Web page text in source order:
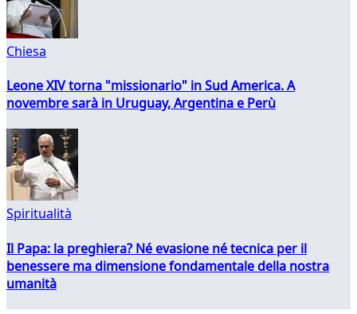
Chiesa
Leone XIV torna "missionario" in Sud America. A
novembre sarà in Uruguay, Argentina e Perù
Spiritualità
Il Papa: la preghiera? Né evasione né tecnica per il
benessere ma dimensione fondamentale della nostra
umanità